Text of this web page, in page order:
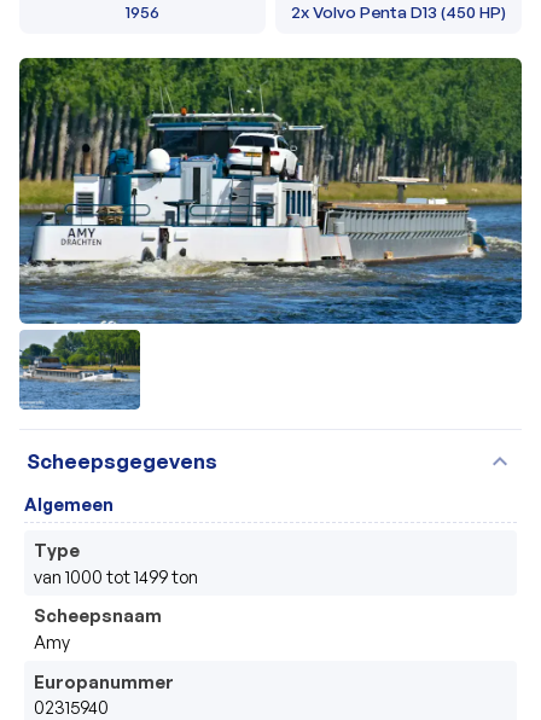
1956 2x Volvo Penta D13 (450 HP)
Scheepsgegevens expand_more
Algemeen
Type
van 1000 tot 1499 ton
Scheepsnaam
Amy
Europanummer
02315940